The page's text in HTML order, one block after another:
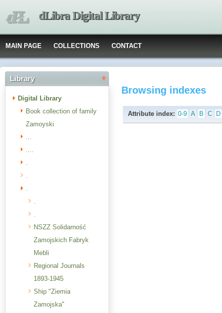
dLibra Digital Library
MAIN PAGE COLLECTIONS CONTACT
Library
Digital Library
Book collection of family
Zamoyski
...
....
.
.
.
.
.
NSZZ Solidarność
Zamojskich Fabryk
Mebli
Regional Journals
1893-1945
Ship "Ziemia
Zamojska"
Browsing indexes
Attribute index: 0-9 A B C D